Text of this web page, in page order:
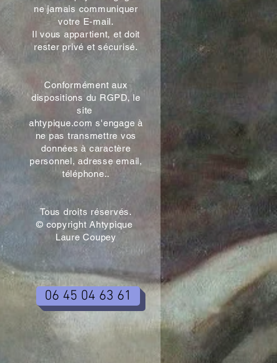
ne jamais communiquer
votre E-mail.
Il vous appartient, et doit
rester privé et sécurisé.
Conformément aux
dispositions du RGPD, le
site
ahtypique.com s'engage à
ne pas transmettre vos
données à caractère
personnel, adresse email,
téléphone..
Tous droits réservés.
© copyright Ahtypique
Laure Coupey
06 45 04 63 61